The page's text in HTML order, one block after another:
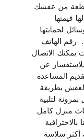
قطعة من عفشك
قيمتها
لحمايتها
رقم الهاتف
0537017666، حيث يمكنك الاتصال
عن
المساعدة
بطريقة
لتلبية
منزل كامل
أكثر سلاسة